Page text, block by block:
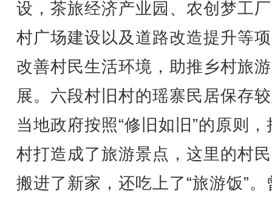
设，茶旅经济产业园、农创梦工
村广场建设以及道路改造提升等
改善村民生活环境，助推乡村旅
展。六段村旧村的瑶寨民居保存
当地政府按照“修旧如旧”的原则，
村打造成了旅游景点，这里的村
搬进了新家，还吃上了“旅游饭”。